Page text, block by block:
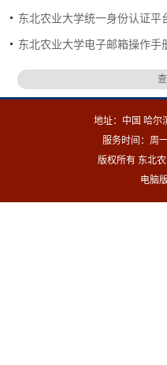
东北农业大学统一身份认证平
东北农业大学电子邮箱操作手
地址：中国 哈尔
服务时间：周
版权所有 东北
电脑版